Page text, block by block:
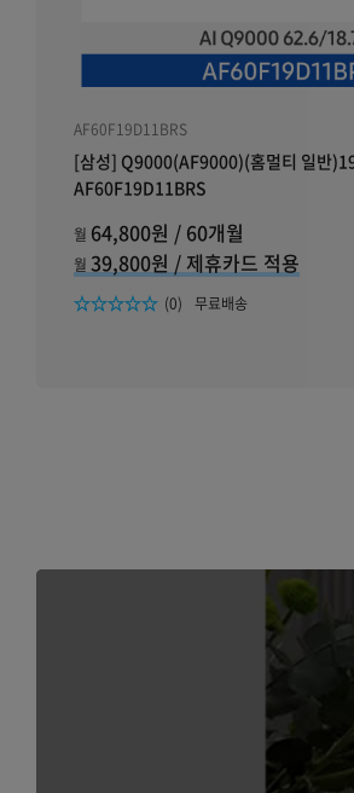
AF60F19D11BRS
[삼성] Q9000(AF9000)(홈멀티 일반)19
AF60F19D11BRS
월 64,800원 / 60개월
월39,800원 / 제휴카드 적용
(0) 무료배송